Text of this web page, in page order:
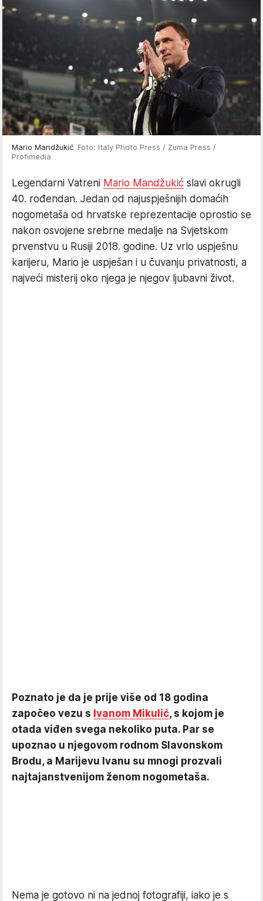
Mario Mandžukić Foto: Italy Photo Press / Zuma Press /
Profimedia
Legendarni Vatreni Mario Mandžukić slavi okrugli
40. rođendan. Jedan od najuspješnijih domaćih
nogometaša od hrvatske reprezentacije oprostio se
nakon osvojene srebrne medalje na Svjetskom
prvenstvu u Rusiji 2018. godine. Uz vrlo uspješnu
karijeru, Mario je uspješan i u čuvanju privatnosti, a
najveći misterij oko njega je njegov ljubavni život.
Poznato je da je prije više od 18 godina
započeo vezu s Ivanom Mikulić, s kojom je
otada viđen svega nekoliko puta. Par se
upoznao u njegovom rodnom Slavonskom
Brodu, a Marijevu Ivanu su mnogi prozvali
najtajanstvenijom ženom nogometaša.
Nema je gotovo ni na jednoj fotografiji, iako je s